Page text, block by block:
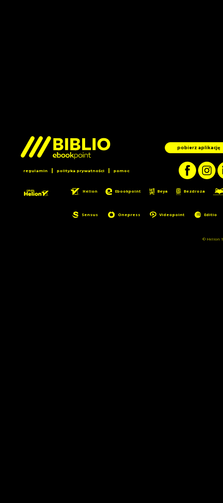
pobierz aplikację
regulamin | polityka prywatności | pomoc
Helion Ebookpoint Beya Bezdroza
Sensus Onepress Videopoint Editio
© Helion